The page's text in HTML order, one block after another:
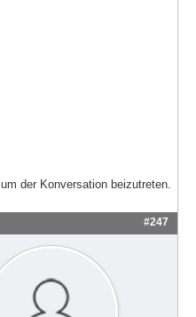
um der Konversation beizutreten.
#247